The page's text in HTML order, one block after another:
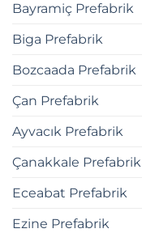
Bayramiç Prefabrik
Biga Prefabrik
Bozcaada Prefabrik
Çan Prefabrik
Ayvacık Prefabrik
Çanakkale Prefabrik
Eceabat Prefabrik
Ezine Prefabrik